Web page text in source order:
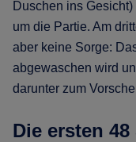
Duschen ins
um die Partie. Am
aber keine Sorge:
abgewaschen wird
darunter zum
Die ersten